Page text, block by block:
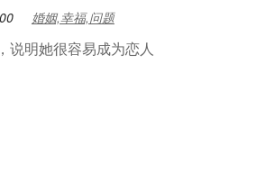
婚姻,幸福,问题